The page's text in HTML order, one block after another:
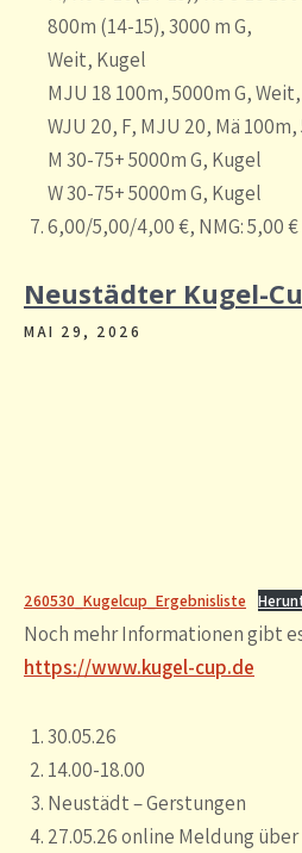
800m (14-15), 3000 m G,
Weit, Kugel
MJU 18 100m, 5000m G,
WJU 20, F, MJU 20, Mä
M 30-75+ 5000m G, Kugel
W 30-75+ 5000m G, Kugel
6,00/5,00/4,00 €, NMG: 5,00 €
Neustädter Kugel-
MAI 29, 2026
260530_Kugelcup_Ergebnisliste
Noch mehr Informationen gibt
https://www.kugel-cup.de
30.05.26
14.00-18.00
Neustädt – Gerstungen
27.05.26 online Meldung über